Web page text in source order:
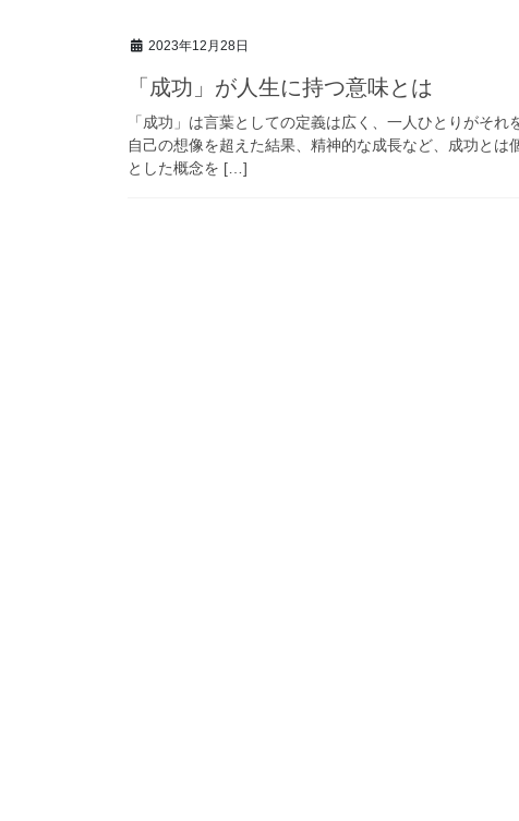
2023年12月28日
「成功」が人生に持つ意味とは
「成功」は言葉としての定義は広く、一人ひとりがそ
自己の想像を超えた結果、精神的な成長など、成功と
とした概念を […]